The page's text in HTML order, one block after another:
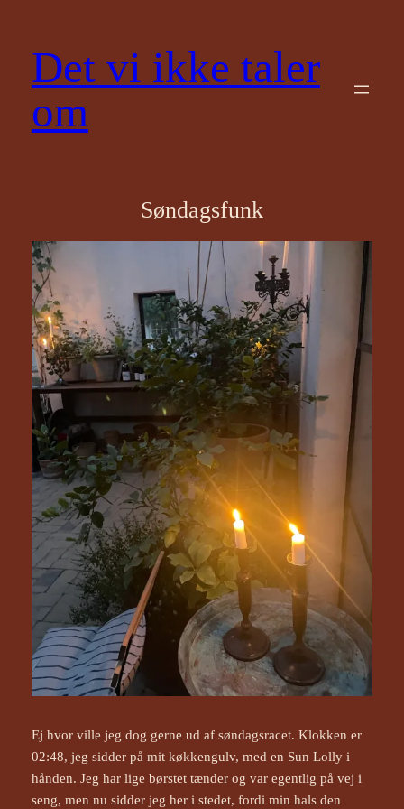
indholdDet vi ikke taler
om
Søndagsfunk
Ej hvor ville jeg dog gerne ud af søndagsracet. Klokken er
02:48, jeg sidder på mit køkkengulv, med en Sun Lolly i
hånden. Jeg har lige børstet tænder og var egentlig på vej i
seng, men nu sidder jeg her i stedet, fordi min hals den